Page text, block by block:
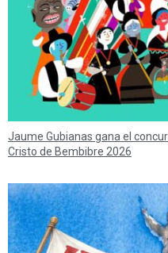
Jaume Gubianas gana el
Cristo de Bembibre 2026